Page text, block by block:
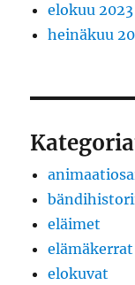
elokuu 2023
heinäkuu
eläimet
elämäkerrat
elokuvat